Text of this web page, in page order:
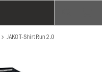
JAKO T-Shirt Run 2.0